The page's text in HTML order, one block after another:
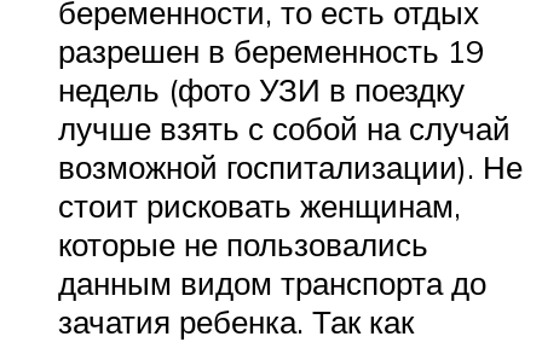
беременности, то есть отдых
разрешен в беременность 19
недель (фото УЗИ в поездку
лучше взять с собой на случай
возможной госпитализации). Не
стоит рисковать женщинам,
которые не пользовались
данным видом транспорта до
зачатия ребенка. Так как